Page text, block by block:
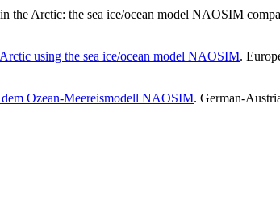
the Arctic: the sea ice/ocean model NAOSIM
using the sea ice/ocean model NAOSIM.
Ozean-Meereismodell NAOSIM. German-